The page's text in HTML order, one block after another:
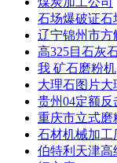
石场爆破证石
辽宁锦州市方
高325目石灰
我 矿石磨粉机
大理石图片
贵州04定额
重庆市立式磨
石材机械加工
伯特利天津高